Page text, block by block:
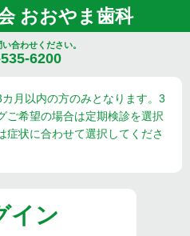
おおやま歯科
合わせください。
6200
月以内の方のみとなります。3
ご希望の場合は定期検診を選択
症状に合わせて選択してくださ
イン